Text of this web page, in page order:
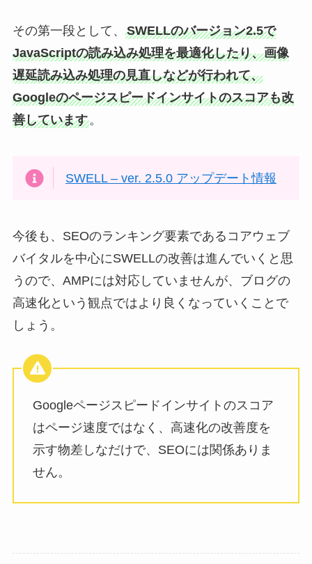
その第一段として、 SWELLのバージョン2.5で
JavaScriptの読み込み処理を最適化したり、画像
遅延読み込み処理の見直しなどが行われて、
Googleのページスピードインサイトのスコアも改
善しています。
SWELL – ver. 2.5.0 アップデート情報
今後も、SEOのランキング要素であるコアウェブ
バイタルを中心にSWELLの改善は進んでいくと思
うので、AMPには対応していませんが、ブログの
高速化という観点ではより良くなっていくことで
しょう。
Googleページスピードインサイトのスコア
はページ速度ではなく、高速化の改善度を
示す物差しなだけで、SEOには関係ありま
せん。